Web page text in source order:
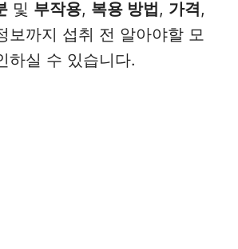
및 부작용, 복용 방법, 가격,
보까지 섭취 전 알아야할 모
하실 수 있습니다.